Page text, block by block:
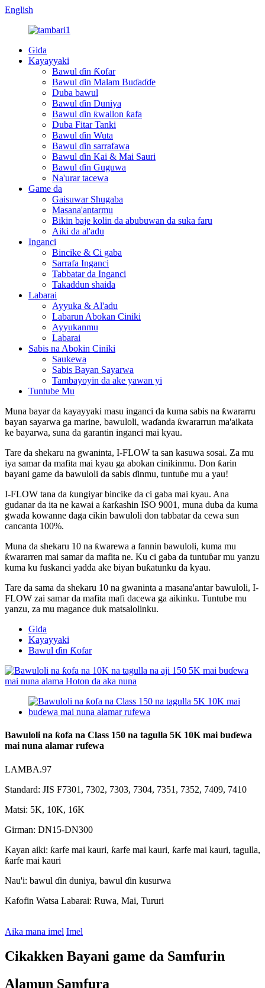
English
Gida
Kayayyaki
Bawul ɗin Ƙofar
Bawul ɗin Malam Buɗaɗɗe
Duba bawul
Bawul ɗin Duniya
Bawul ɗin ƙwallon ƙafa
Duba Fitar Tanki
Bawul ɗin Wuta
Bawul ɗin sarrafawa
Bawul ɗin Kai & Mai Sauri
Bawul ɗin Guguwa
Na'urar tacewa
Game da
Gaisuwar Shugaba
Masana'antarmu
Bikin baje kolin da abubuwan da suka faru
Aiki da al'adu
Inganci
Bincike & Ci gaba
Sarrafa Inganci
Tabbatar da Inganci
Takaddun shaida
Labarai
Ayyuka & Al'adu
Labarun Abokan Ciniki
Ayyukanmu
Labarai
Sabis na Abokin Ciniki
Saukewa
Sabis Bayan Sayarwa
Tambayoyin da ake yawan yi
Tuntube Mu
Muna bayar da kayayyaki masu inganci da kuma sabis na ƙwararru
bayan sayarwa ga marine, bawuloli, waɗanda ƙwararrun ma'aikata
ke bayarwa, suna da garantin inganci mai kyau.
Tare da shekaru na gwaninta, I-FLOW ta san kasuwa sosai. Za mu
iya samar da mafita mai kyau ga abokan cinikinmu. Don ƙarin
bayani game da bawuloli da sabis ɗinmu, tuntuɓe mu a yau!
I-FLOW tana da ƙungiyar bincike da ci gaba mai kyau. Ana
gudanar da ita ne kawai a ƙarƙashin ISO 9001, muna duba da kuma
gwada kowanne daga cikin bawuloli don tabbatar da cewa sun
cancanta 100%.
Muna da shekaru 10 na ƙwarewa a fannin bawuloli, kuma mu
ƙwararren mai samar da mafita ne. Ku ci gaba da tuntuɓar mu yanzu
kuma ku fuskanci yadda ake biyan buƙatunku da kyau.
Tare da sama da shekaru 10 na gwaninta a masana'antar bawuloli, I-
FLOW zai samar da mafita mafi dacewa ga aikinku. Tuntube mu
yanzu, za mu magance duk matsalolinku.
Gida
Kayayyaki
Bawul ɗin Ƙofar
Bawuloli na ƙofa na Class 150 na tagulla 5K 10K mai buɗewa
mai nuna alamar rufewa
LAMBA.97
Standard: JIS F7301, 7302, 7303, 7304, 7351, 7352, 7409, 7410
Matsi: 5K, 10K, 16K
Girman: DN15-DN300
Kayan aiki: ƙarfe mai kauri, ƙarfe mai kauri, ƙarfe mai kauri, tagulla,
ƙarfe mai kauri
Nau'i: bawul ɗin duniya, bawul ɗin kusurwa
Kafofin Watsa Labarai: Ruwa, Mai, Tururi
Aika mana imel Imel
Cikakken Bayani game da Samfurin
Alamun Samfura